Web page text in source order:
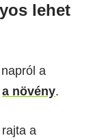
lehet
a
a növény.
a